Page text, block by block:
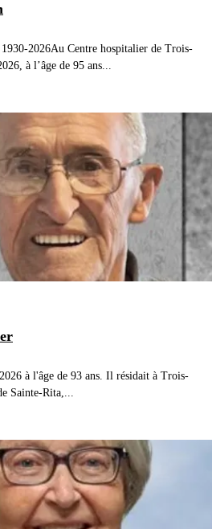
2026Au Centre hospitalier de Trois-
à l’âge de 95 ans...
à l'âge de 93 ans. Il résidait à Trois-
Sainte-Rita,...